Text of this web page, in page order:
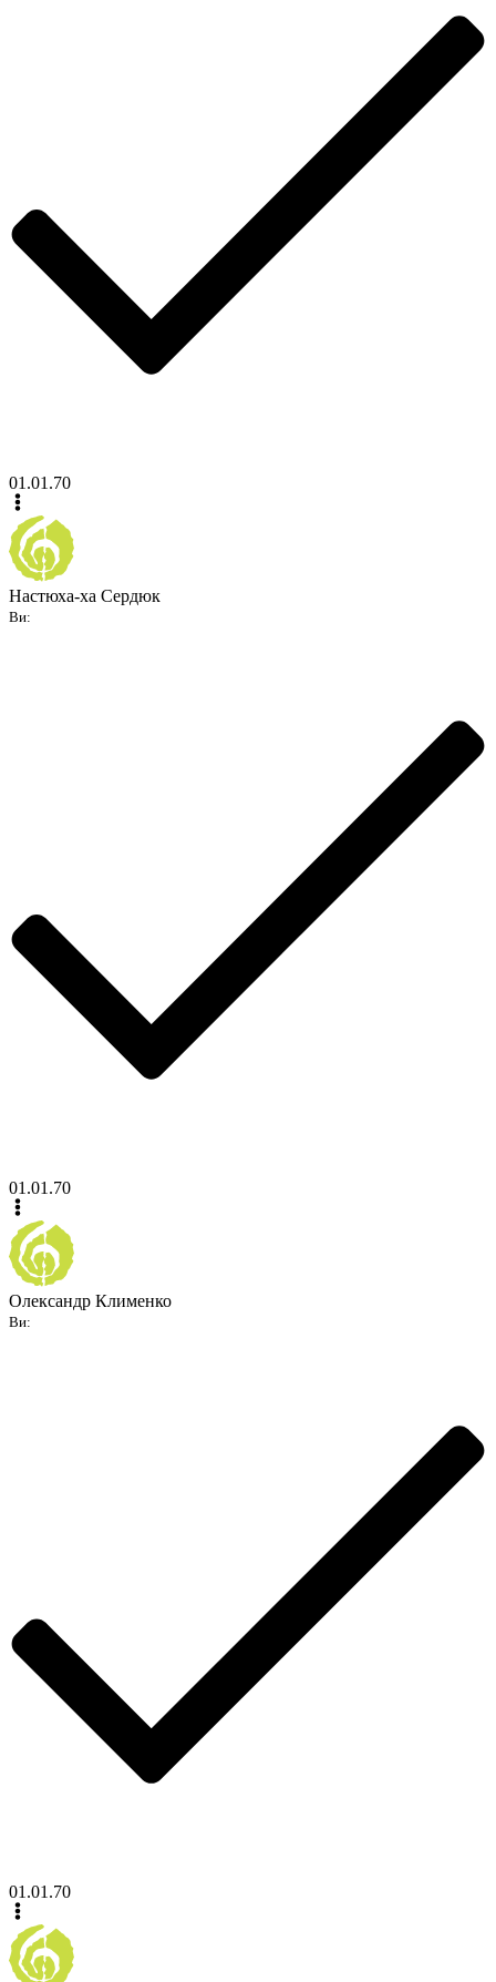
01.01.70
Настюха-ха Сердюк
Ви:
01.01.70
Олександр Клименко
Ви:
01.01.70